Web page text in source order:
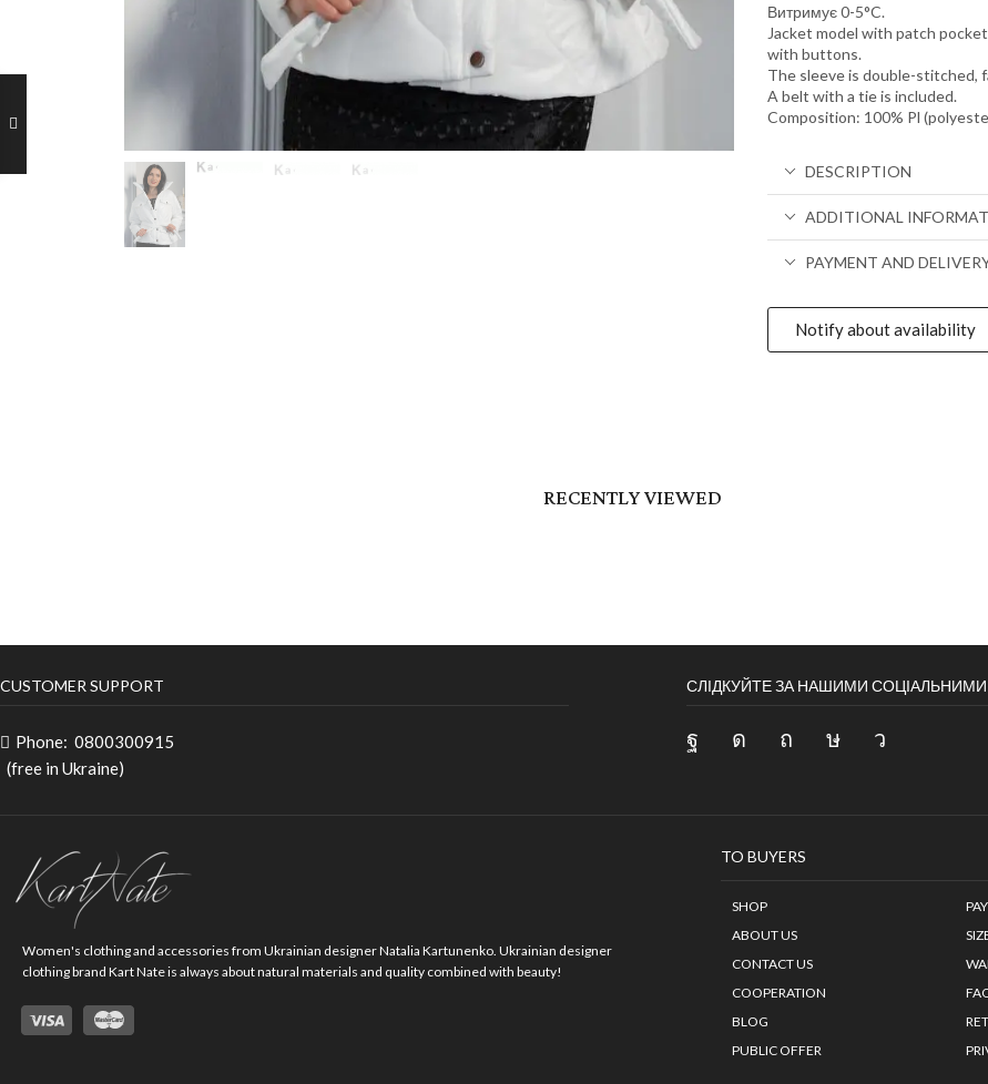
Витримує 0-5°C.
Jacket model with patch
with buttons.
The sleeve is double-stitched,
A belt with a tie is included.
Composition: 100% Pl
DESCRIPTION
ADDITIONAL
PAYMENT AND
Notify about availability
RECENTLY VIEWED
CUSTOMER SUPPORT
Phone: 0800300915
(free in Ukraine)
СЛІДКУЙТЕ ЗА НАШИМИ
Women's clothing and accessories from Ukrainian designer Natalia Kartunenko. Ukrainian designer
clothing brand Kart Nate is always about natural materials and quality combined with beauty!
TO BUYERS
SHOP
ABOUT US
CONTACT US
COOPERATION
BLOG
PUBLIC OFFER